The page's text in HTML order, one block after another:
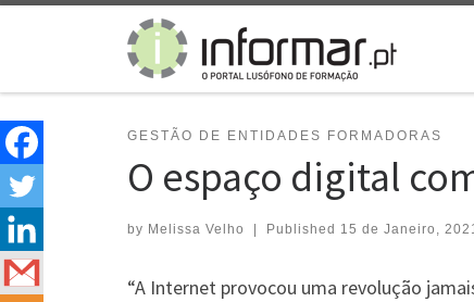
Skip to content
GESTÃO DE ENTIDADES FORMADORAS
O espaço digital
by Melissa Velho | Published 15 de Janeiro,
“A Internet provocou uma revolução